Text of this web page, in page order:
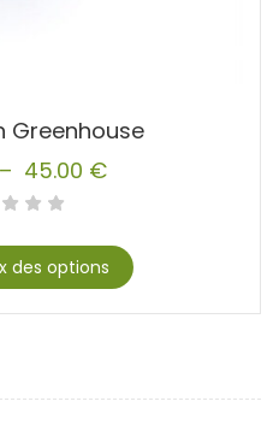
Greenhouse
– 45.00 €
des options